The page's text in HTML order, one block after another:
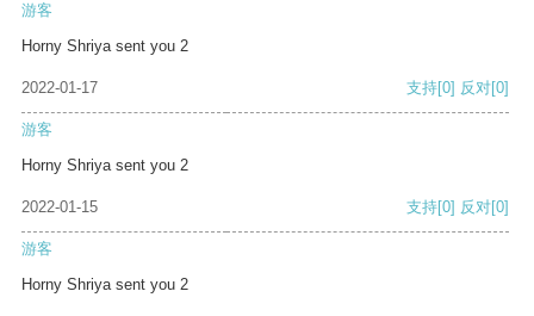
游客
Horny Shriya sent you 2
2022-01-17 支持[0] 反对[0]
游客
Horny Shriya sent you 2
2022-01-15 支持[0] 反对[0]
游客
Horny Shriya sent you 2